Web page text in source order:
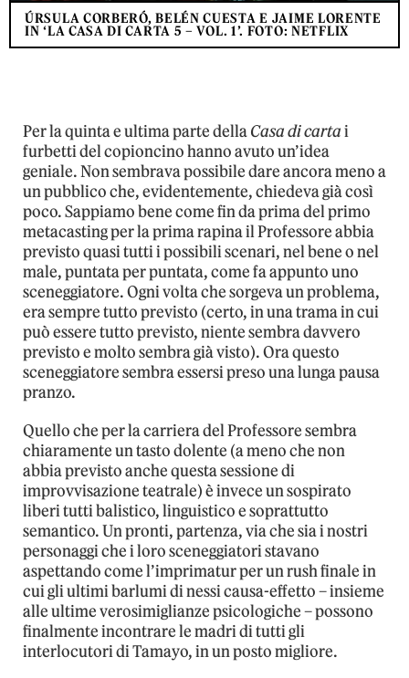
ÚRSULA CORBERÓ, BELÉN CUESTA E JAIME LORENTE
IN ‘LA CASA DI CARTA 5 – VOL. 1’. FOTO: NETFLIX
Per la quinta e ultima parte dellaCasa di cartai
furbetti del copioncino hanno avuto un’idea
geniale. Non sembrava possibile dare ancora meno a
un pubblico che, evidentemente, chiedeva già così
poco. Sappiamo bene come fin da prima del primo
metacasting per la prima rapina il Professore abbia
previsto quasi tutti i possibili scenari, nel bene o nel
male, puntata per puntata, come fa appunto uno
sceneggiatore. Ogni volta che sorgeva un problema,
era sempre tutto previsto (certo, in una trama in cui
può essere tutto previsto, niente sembra davvero
previsto e molto sembra già visto). Ora questo
sceneggiatore sembra essersi preso una lunga pausa
pranzo.
Quello che per la carriera del Professore sembra
chiaramente un tasto dolente (a meno che non
abbia previsto anche questa sessione di
improvvisazione teatrale) è invece un sospirato
liberi tutti balistico, linguistico e soprattutto
semantico. Un pronti, partenza, via che sia i nostri
personaggi che i loro sceneggiatori stavano
aspettando come l’imprimatur per un rush finale in
cui gli ultimi barlumi di nessi causa-effetto – insieme
alle ultime verosimiglianze psicologiche – possono
finalmente incontrare le madri di tutti gli
interlocutori di Tamayo, in un posto migliore.